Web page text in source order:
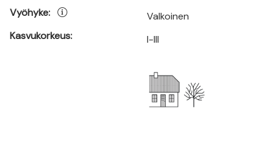
Vyöhyke:
Kasvukorkeus:
Valkoinen
I-III